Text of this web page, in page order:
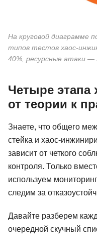
На круговой диаграмме
типов тестов хаос-
40%, ресурсные атаки
Четыре этапа
от теории к
Знаете, что общего
стейка и хаос-
зависит от четкого
контроля. Только
используем
следим за
Давайте разберем
очередной скучный